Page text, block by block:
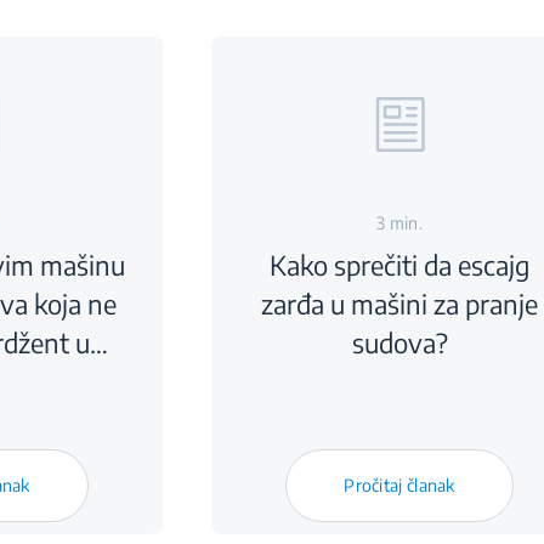
mašinu
koja ne
u…
3 min.
Kako sprečiti da escajg
zarđa u mašini za pranje
sudova?
Pročitaj članak